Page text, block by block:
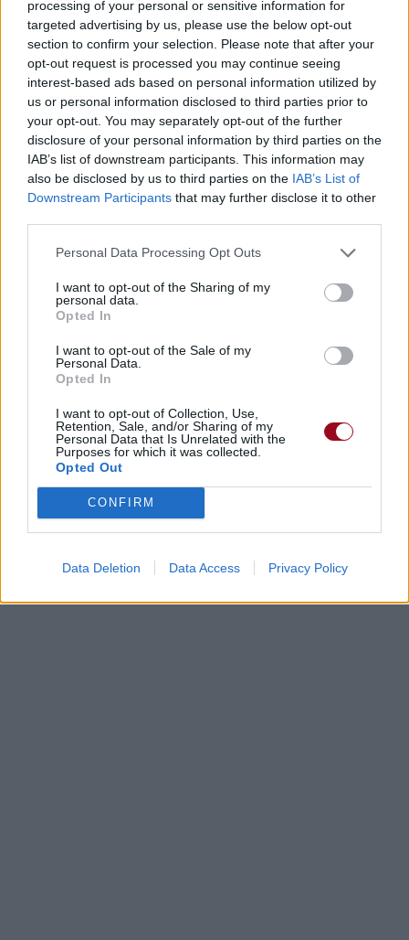
processing of your personal or sensitive information for
targeted advertising by us, please use the below opt-out
section to confirm your selection. Please note that after your
opt-out request is processed you may continue seeing
interest-based ads based on personal information utilized by
us or personal information disclosed to third parties prior to
your opt-out. You may separately opt-out of the further
disclosure of your personal information by third parties on the
IAB’s list of downstream participants. This information may
also be disclosed by us to third parties on the IAB’s List of
Downstream Participants that may further disclose it to other
Personal Data Processing Opt Outs
I want to opt-out of the Sharing of my
personal data.
Opted In
I want to opt-out of the Sale of my
Personal Data.
Opted In
I want to opt-out of Collection, Use,
Retention, Sale, and/or Sharing of my
Personal Data that Is Unrelated with the
Purposes for which it was collected.
Opted Out
CONFIRM
Data Deletion Data Access Privacy Policy
Commentaires
Voir la vidéo de «De L'autre Côté»
Concert/Live
Paroles Téléchargement
Commentaires